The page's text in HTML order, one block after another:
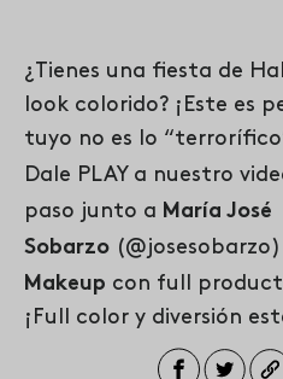
¿Tienes una fiesta de
look colorido? ¡Este es
tuyo no es lo
Dale PLAY a nuestro
paso junto a María José
Sobarzo
Makeup con full
¡Full color y diversión